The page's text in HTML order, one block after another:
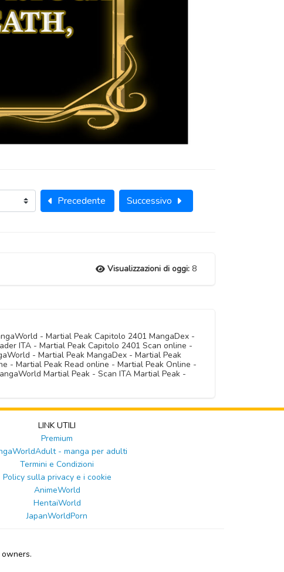
Precedente Successivo
Visualizzazioni di oggi:8
- Martial Peak Capitolo 2401 MangaDex -
ITA - Martial Peak Capitolo 2401 Scan online -
- Martial Peak MangaDex - Martial Peak
- Martial Peak Read online - Martial Peak Online -
Martial Peak - Scan ITA Martial Peak -
LINK UTILI
Premium
- manga per adulti
Termini e Condizioni
Policy sulla privacy e i cookie
AnimeWorld
HentaiWorld
JapanWorldPorn